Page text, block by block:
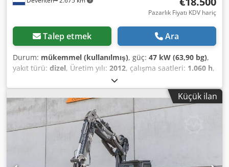
Pazarlık Fiyatı KDV hariç
Talep etmek Ara
Durum: mükemmel (kullanılmış), güç: 47 kW (63,90 bg),
yakıt türü: dizel, Üretim yılı: 2012, çalışma saatleri: 1.060 h,
= Ek Seçenekler ve Aksesuarlar = - 2 Pedallı Kontrol - Kapalı
Kabin = Notlar = CASE 121E Serisi 3 – Üretim Yılı 2012 –
1.060 Çalışma Saati CASE 121E Serisi 3 paletli yükleyici,
üretim yılı 2012. Makine iyi durumdadır ve sadece 1.060
çalışma saatine sahiptir. Chsdezrd Uajpfx Abrea Makine
hem teknik hem de görsel olarak iyi durumdadır. Çok
çeşitli kullanım alanları için uygundur ve hemen kullanıma
hazırdır. Özellikler: * Üretim Yılı: 2012 * Sadece 1.060
çalışma saati * İyi teknik ve görsel durum * Hemen
Küçük ilan